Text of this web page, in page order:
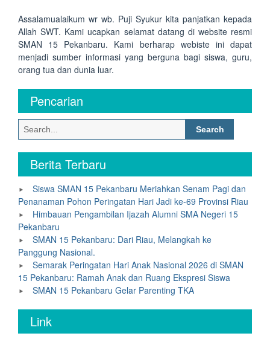
Assalamualaikum wr wb. Puji Syukur kita panjatkan kepada
Allah SWT. Kami ucapkan selamat datang di website resmi
SMAN 15 Pekanbaru. Kami berharap webiste ini dapat
menjadi sumber informasi yang berguna bagi siswa, guru,
orang tua dan dunia luar.
Pencarian
Search
for:
Berita Terbaru
Siswa SMAN 15 Pekanbaru Meriahkan Senam Pagi dan
Penanaman Pohon Peringatan Hari Jadi ke-69 Provinsi Riau
Himbauan Pengambilan Ijazah Alumni SMA Negeri 15
Pekanbaru
SMAN 15 Pekanbaru: Dari Riau, Melangkah ke
Panggung Nasional.
Semarak Peringatan Hari Anak Nasional 2026 di SMAN
15 Pekanbaru: Ramah Anak dan Ruang Ekspresi Siswa
SMAN 15 Pekanbaru Gelar Parenting TKA
Link